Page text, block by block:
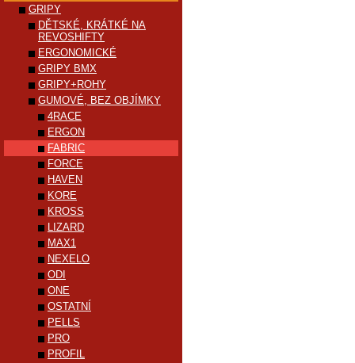
GRIPY
DĚTSKÉ, KRÁTKÉ NA
REVOSHIFTY
ERGONOMICKÉ
GRIPY BMX
GRIPY+ROHY
GUMOVÉ, BEZ OBJÍMKY
4RACE
ERGON
FABRIC
FORCE
HAVEN
KORE
KROSS
LIZARD
MAX1
NEXELO
ODI
ONE
OSTATNÍ
PELLS
PRO
PROFIL